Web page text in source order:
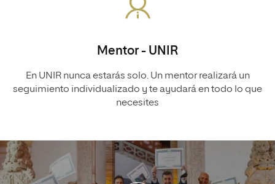
Mentor - UNIR
En UNIR nunca estarás solo. Un mentor realizará un
seguimiento individualizado y te ayudará en todo lo que
necesites